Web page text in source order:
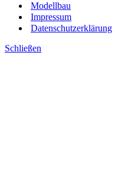
Modellbau
Impressum
Datenschutzerklärung
Schließen